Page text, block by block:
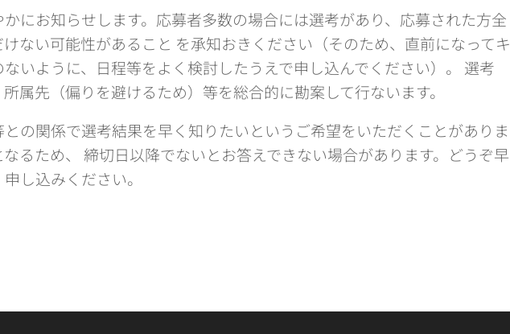
にお知らせします。応募者多数の場合には選考があり、応募された方全
ない可能性があること を承知おきください（そのため、直前になってキ
いように、日程等をよく検討したうえで申し込んでください）。 選考
属先（偏りを避けるため）等を総合的に勘案して行ないます。
の関係で選考結果を早く知りたいというご希望をいただくことがありま
るため、 締切日以降でないとお答えできない場合があります。どうぞ早
し込みください。